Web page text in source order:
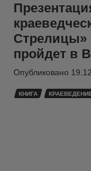
Стрелицы»
пройдет в
Опубликовано
КНИГА